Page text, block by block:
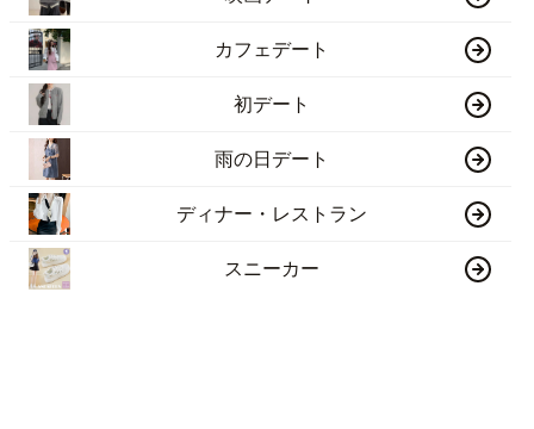
カフェデート
初デート
雨の日デート
ディナー・レストラン
スニーカー